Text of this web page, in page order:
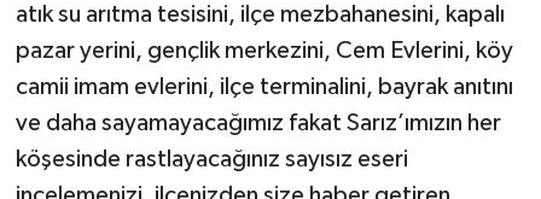
atık su arıtma tesisini, ilçe mezbahanesini, kapalı
pazar yerini, gençlik merkezini, Cem Evlerini, köy
camii imam evlerini, ilçe terminalini, bayrak anıtını
ve daha sayamayacağımız fakat Sarız’ımızın her
köşesinde rastlayacağınız sayısız eseri